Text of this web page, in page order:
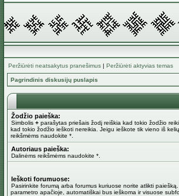
Peržiūrėti neatsakytus pranešimus | Peržiūrėti aktyvias temas
Pagrindinis diskusijų puslapis
Žodžio paieška:
Simbolis + parašytas priešais žodį reiškia kad tokio žodžio
kad tokio žodžio ieškoti nereikia. Jeigu ieškote tik vieno iš
reikšmėms naudokite *.
Autoriaus paieška:
Dalinėms reikšmėms naudokite *.
Ieškoti forumuose:
Pasirinkite forumą arba forumus kuriuose norite atlikti
parametro apačioje, automatiškai bus ieškoma ir visuose